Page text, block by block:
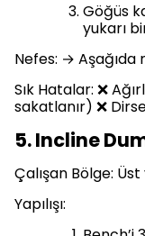
Göğüs
yukarı
Nefes: → Aşağıda
Sık Hatalar: ❌
sakatlanır) ❌
5. Incline
Çalışan Bölge:
Yapılışı: